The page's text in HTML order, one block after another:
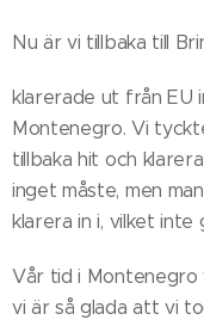
Nu är vi tillbaka till
klarerade ut från EU
Montenegro. Vi
tillbaka hit och
inget måste, men
klarera in i, vilket inte
Vår tid i Montenegro
vi är så glada att vi